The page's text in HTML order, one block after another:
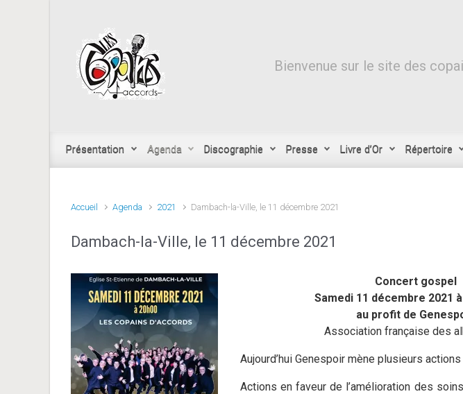
Bienvenue sur le site des
Présentation Agenda Discographie Presse Livre d’Or Répertoire
Accueil Agenda 2021 Dambach-la-Ville, le 11 décembre 2021
Dambach-la-Ville, le 11 décembre 2021
Concert gospel
Samedi 11 décembre 2021
au profit de
Association française des
Aujourd’hui Genespoir mène plusieurs actions
Actions en faveur de l’amélioration des